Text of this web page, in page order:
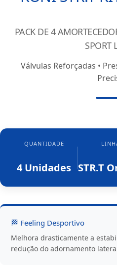
PACK DE 4
SPORT
Válvulas Reforçadas •
QUANTIDADE
4 Unidades STR.T
🏁 Feeling Desportivo
Melhora drasticamente a
redução do adornamento